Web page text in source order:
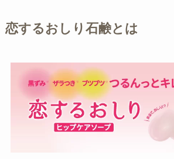
恋するおしり石鹸とは